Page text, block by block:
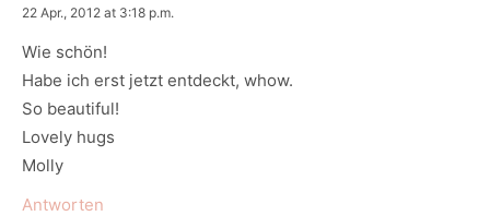
says:
22 Apr., 2012 at 3:18 p.m.
Wie schön!
Habe ich erst jetzt entdeckt, whow.
So beautiful!
Lovely hugs
Molly
Antworten